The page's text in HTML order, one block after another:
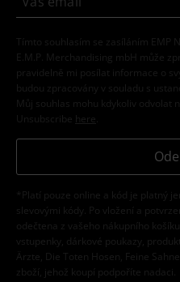
Tímto souhlasím se zasíláním EMP
E.M.P. Merchandising mbH může
pravidelně mi posílat informace o
budou zpracovány v souladu s
Můj souhlas mohu kdykoliv odvolat
Unsubscribe here
*Platí pouze online a kód je platný
slevovými kódy. Po vložení a
odečtena z vašeho nákupního
vstupenky, dárkové poukazy,
Ärzte, Die Toten Hosen, Feine
zboží, jehož koupí podpoříte nadaci.